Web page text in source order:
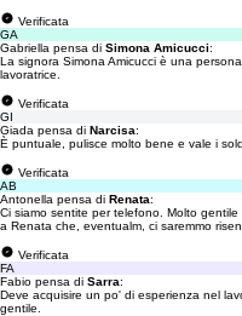
Verificata
GA
Gabriella pensa di Simona Amicucci:
La signora Simona Amicucci è una
lavoratrice.
Verificata
GI
Giada pensa di Narcisa:
È puntuale, pulisce molto bene e vale i
Verificata
AB
Antonella pensa di Renata:
Ci siamo sentite per telefono. Molto
a Renata che, eventualm, ci saremmo
Verificata
FA
Fabio pensa di Sarra:
Deve acquisire un po' di esperienza nel
gentile.